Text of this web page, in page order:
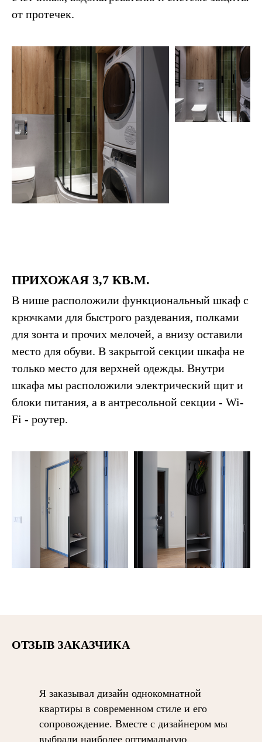
от протечек.
ПРИХОЖАЯ 3,7 КВ.М.
В нише расположили функциональный шкаф с
крючками для быстрого раздевания, полками
для зонта и прочих мелочей, а внизу оставили
место для обуви. В закрытой секции шкафа не
только место для верхней одежды. Внутри
шкафа мы расположили электрический щит и
блоки питания, а в антресольной секции - Wi-
Fi - роутер.
ОТЗЫВ ЗАКАЗЧИКА
Я заказывал дизайн однокомнатной
квартиры в современном стиле и его
сопровождение. Вместе с дизайнером мы
выбрали наиболее оптимальную